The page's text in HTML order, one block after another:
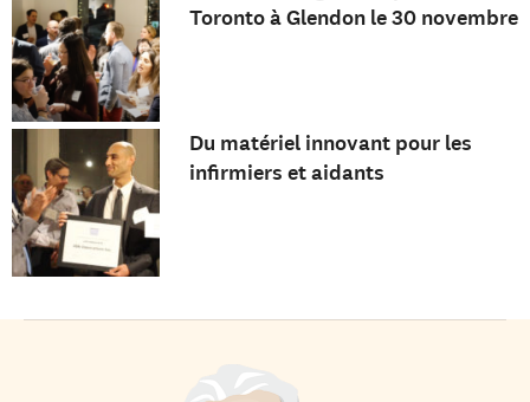
Toronto à Glendon le 30 novembre
Du matériel innovant pour les
infirmiers et aidants